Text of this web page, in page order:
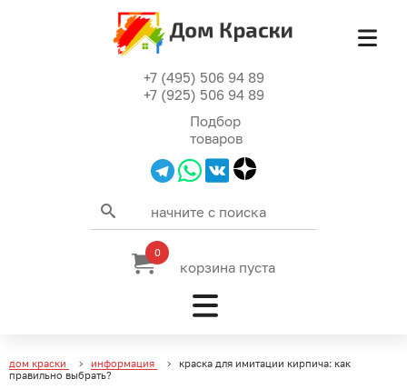
+7 (495) 506 94 89
+7 (925) 506 94 89
Подбор
товаров
0
корзина пуста
дом краски информация
краска для имитации кирпича: как
правильно выбрать?